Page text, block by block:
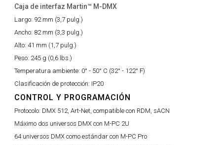
Caja de interfaz Martin™ M-DMX
Largo: 92 mm (3,7 pulg.)
Ancho: 82 mm (3,3 pulg.)
Alto: 41 mm (1,7 pulg.)
Peso: 245 g (0,6 lbs.)
Temperatura ambiente: 0° - 50° C (32° - 122° F)
Clasificación de protección: IP20
CONTROL Y PROGRAMACIÓN
Protocolo: DMX 512, Art-Net, compatible con RDM, sACN
Máximo dos universos DMX con M-PC 2U
64 universos DMX como estándar con M-PC Pro